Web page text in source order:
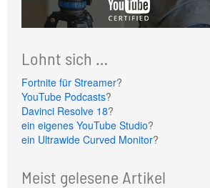
Lohnt sich …
Fortnite für Streamer?
YouTube Podcasts?
Davinci Resolve 18?
ein eigenes YouTube Studio?
ein Ultrawide Curved Monitor?
Meist gelesene Artikel